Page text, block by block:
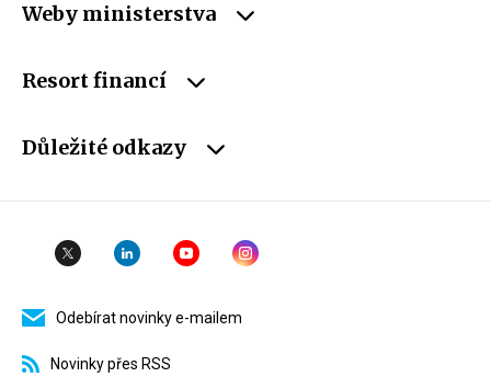
Weby ministerstva
Resort financí
Důležité odkazy
Odebírat novinky e-mailem
Novinky přes RSS